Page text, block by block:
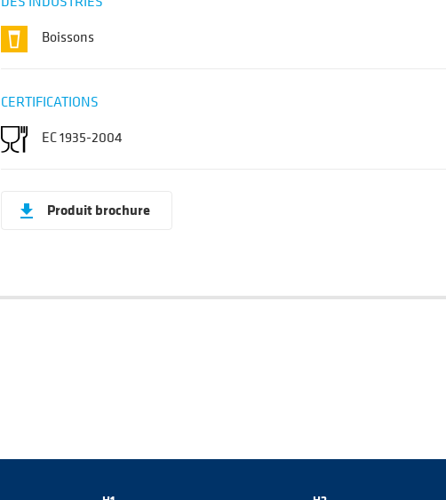
Boissons
CERTIFICATIONS
EC 1935-2004
get_app Produit brochure